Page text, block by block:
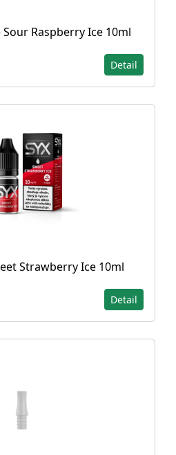
Sour Raspberry Ice 10ml
Detail
Strawberry Ice 10ml
Detail